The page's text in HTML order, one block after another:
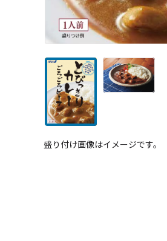
盛り付け画像はイメージです。